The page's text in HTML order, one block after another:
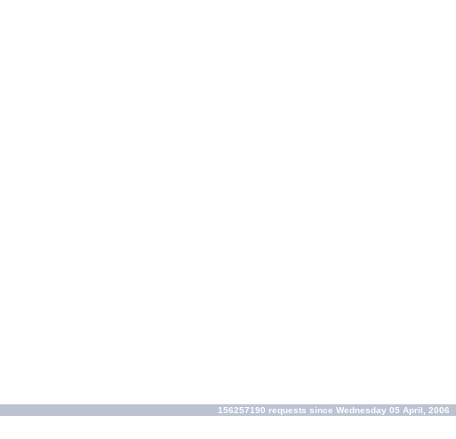
156257190 requests since Wednesday 05 April, 2006